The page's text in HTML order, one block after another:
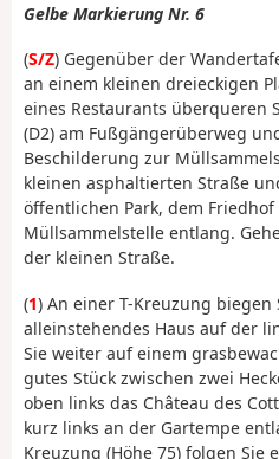
Gelbe Markierung Nr. 6
(S/Z) Gegenüber der
an einem kleinen dreieckigen
eines Restaurants überqueren
(D2) am Fußgängerüberweg
Beschilderung zur
kleinen asphaltierten Straße
öffentlichen Park, dem
Müllsammelstelle entlang.
der kleinen Straße.
(1) An einer T-Kreuzung biegen
alleinstehendes Haus auf der
Sie weiter auf einem
gutes Stück zwischen zwei
oben links das Château des
kurz links an der Gartempe
Kreuzung (Höhe 75) folgen Sie